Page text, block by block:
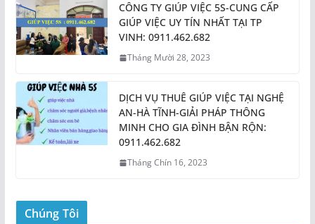
CÔNG TY GIÚP VIỆC 5S-CUNG CẤP
GIÚP VIỆC UY TÍN NHẤT TẠI TP
VINH: 0911.462.682
Tháng Mười 28, 2023
DỊCH VỤ THUÊ GIÚP VIỆC TẠI NGHỆ
AN-HÀ TĨNH-GIẢI PHÁP THÔNG
MINH CHO GIA ĐÌNH BẬN RỘN:
0911.462.682
Tháng Chín 16, 2023
Chúng Tôi